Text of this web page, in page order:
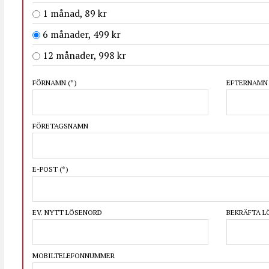
1 månad, 89 kr
6 månader, 499 kr
12 månader, 998 kr
FÖRNAMN (*) EFTERNAMN
FÖRETAGSNAMN
E-POST (*)
EV. NYTT LÖSENORD BEKRÄFTA
MOBILTELEFONNUMMER